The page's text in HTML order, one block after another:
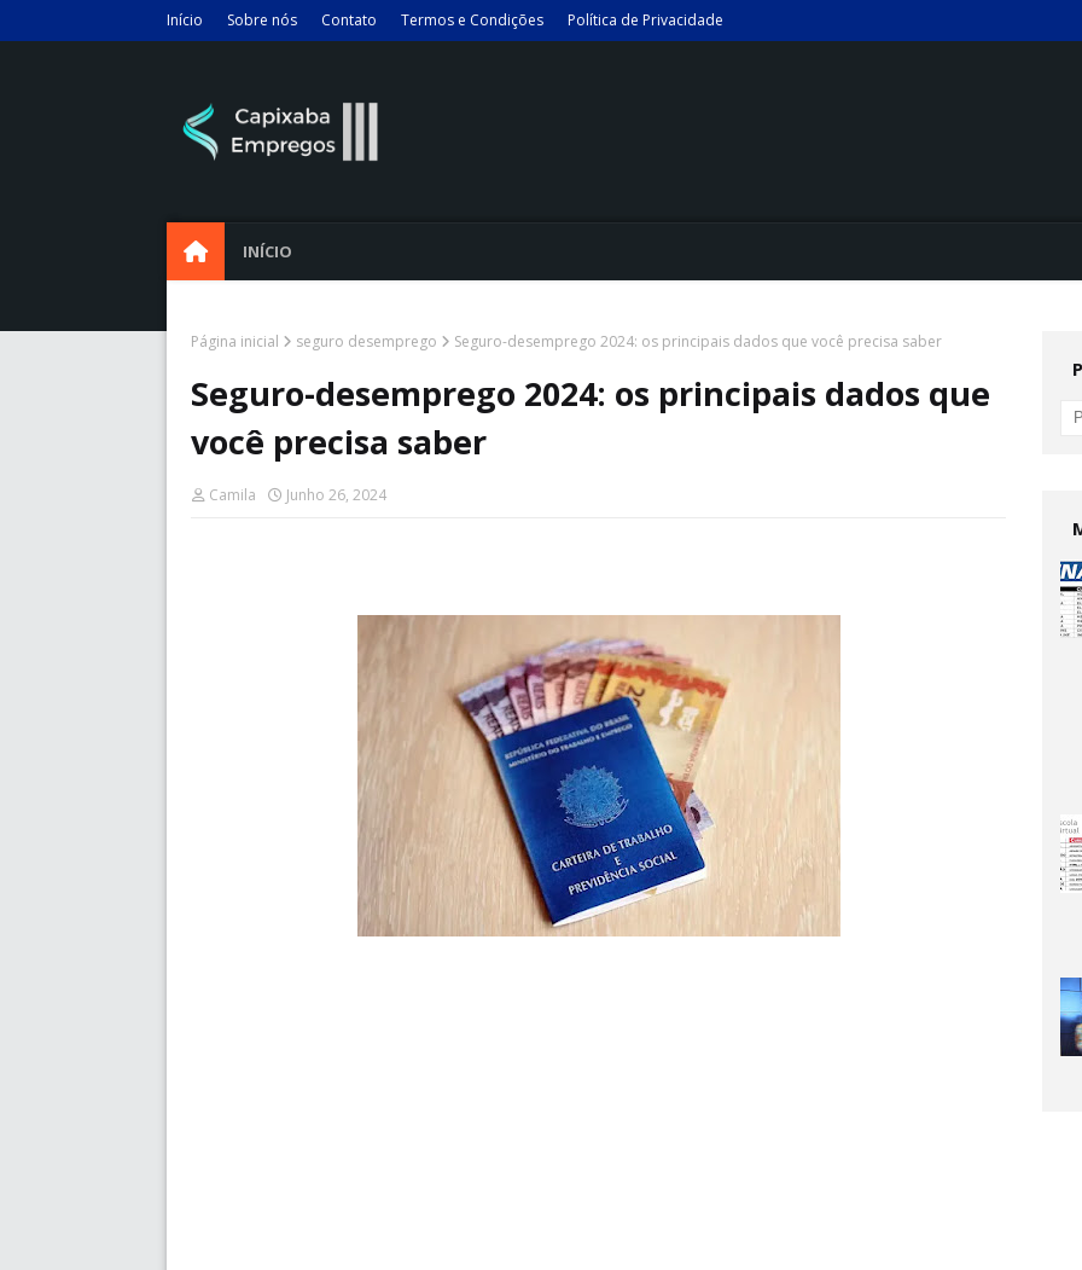
Início Sobre nós Contato Termos e Condições Política de Privacidade
INÍCIO
Página inicial seguro desemprego Seguro-desemprego 2024: os principais dados que você precisa saber
Seguro-desemprego 2024: os principais dados que
você precisa saber
Camila Junho 26, 2024